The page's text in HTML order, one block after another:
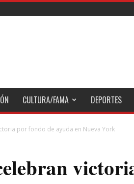
CULTURA/FAMA DEPORTES
por fondo de ayuda en Nueva York